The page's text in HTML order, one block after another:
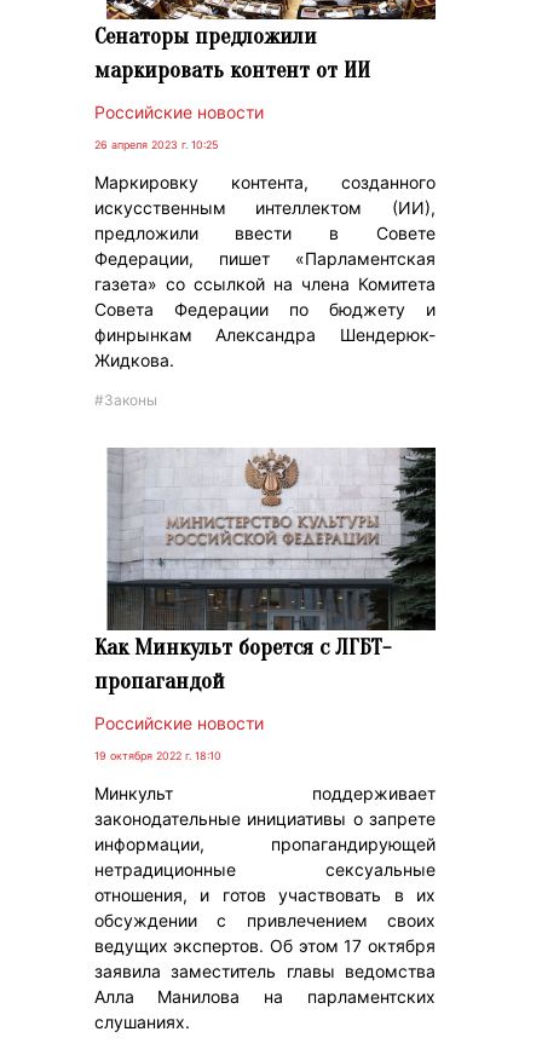
Сенаторы предложили
маркировать контент от ИИ
Российские новости
26 апреля 2023 г. 10:25
Маркировку контента, созданного
искусственным интеллектом (ИИ),
предложили ввести в Совете
Федерации, пишет «Парламентская
газета» со ссылкой на члена Комитета
Совета Федерации по бюджету и
финрынкам Александра Шендерюк-
Жидкова.
#Законы
Как Минкульт борется с ЛГБТ-
пропагандой
Российские новости
19 октября 2022 г. 18:10
Минкульт поддерживает
законодательные инициативы о запрете
информации, пропагандирующей
нетрадиционные сексуальные
отношения, и готов участвовать в их
обсуждении с привлечением своих
ведущих экспертов. Об этом 17 октября
заявила заместитель главы ведомства
Алла Манилова на парламентских
слушаниях.